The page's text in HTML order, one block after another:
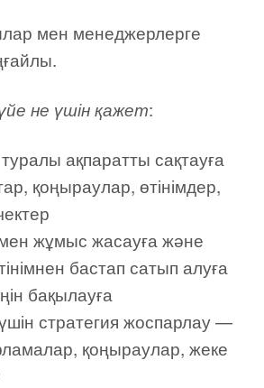
мен менеджерлерге
не үшін қажет:
ақпаратты сақтауға
қоңыраулар, өтінімдер,
жұмыс жасауға және
бастап сатып алуға
бақылауға
стратегия жоспарлау —
қоңыраулар, жеке